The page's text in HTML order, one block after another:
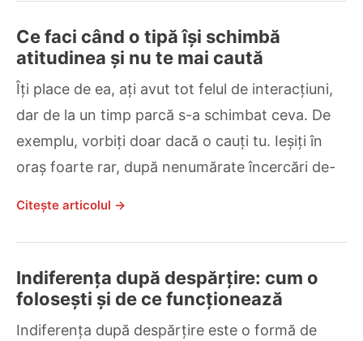
Ce faci când o tipă își schimbă
atitudinea și nu te mai caută
Îți place de ea, ați avut tot felul de interacțiuni,
dar de la un timp parcă s-a schimbat ceva. De
exemplu, vorbiți doar dacă o cauți tu. Ieșiți în
oraș foarte rar, după nenumărate încercări de-
Citește articolul →
Indiferența după despărțire: cum o
folosești și de ce funcționează
Indiferența după despărțire este o formă de